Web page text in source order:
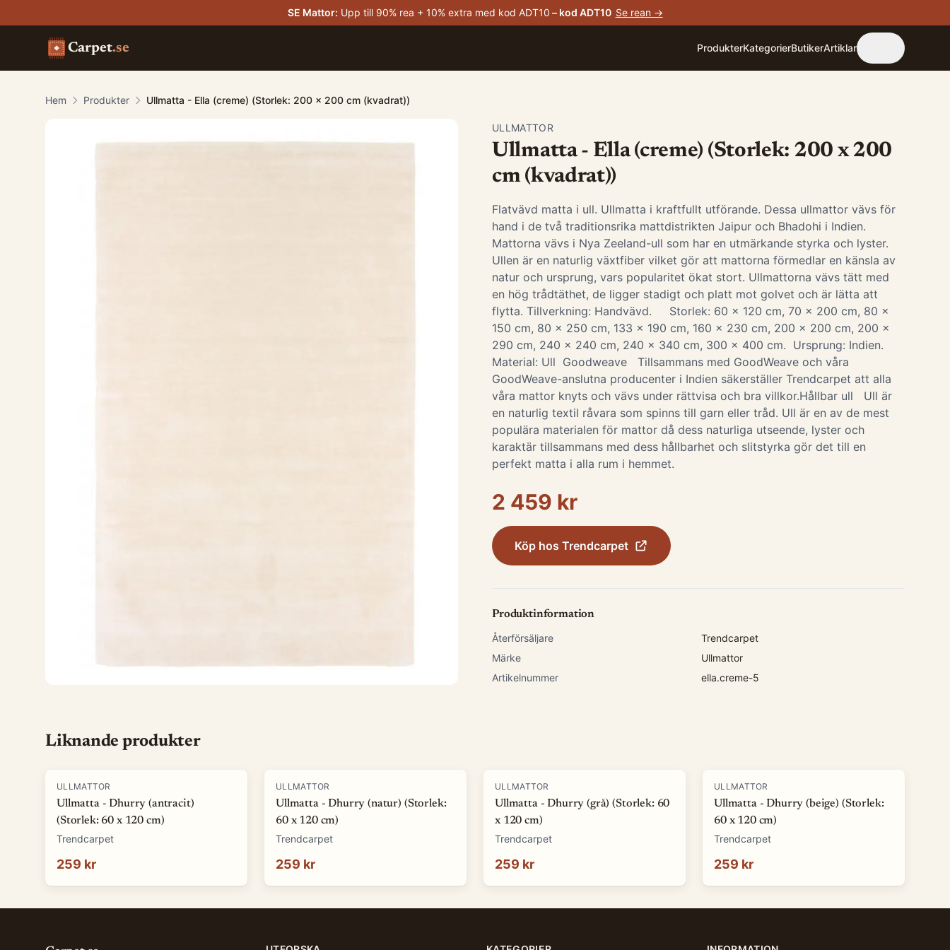
SE Mattor: Upp till 90% rea + 10% extra med kod ADT10 – kod ADT10 Se rean →
Carpet.se ProdukterKategorierButikerArtiklar
Hem Produkter Ullmatta - Ella (creme) (Storlek: 200 x 200 cm (kvadrat))
ULLMATTOR
Ullmatta - Ella (creme) (Storlek: 200 x 200
cm (kvadrat))
Flatvävd matta i ull. Ullmatta i kraftfullt utförande. Dessa ullmattor vävs för
hand i de två traditionsrika mattdistrikten Jaipur och Bhadohi i Indien.
Mattorna vävs i Nya Zeeland-ull som har en utmärkande styrka och lyster.
Ullen är en naturlig växtfiber vilket gör att mattorna förmedlar en känsla av
natur och ursprung, vars popularitet ökat stort. Ullmattorna vävs tätt med
en hög trådtäthet, de ligger stadigt och platt mot golvet och är lätta att
flytta. Tillverkning: Handvävd. Storlek: 60 x 120 cm, 70 x 200 cm, 80 x
150 cm, 80 x 250 cm, 133 x 190 cm, 160 x 230 cm, 200 x 200 cm, 200 x
290 cm, 240 x 240 cm, 240 x 340 cm, 300 x 400 cm. Ursprung: Indien.
Material: Ull Goodweave Tillsammans med GoodWeave och våra
GoodWeave-anslutna producenter i Indien säkerställer Trendcarpet att alla
våra mattor knyts och vävs under rättvisa och bra villkor.Hållbar ull Ull är
en naturlig textil råvara som spinns till garn eller tråd. Ull är en av de mest
populära materialen för mattor då dess naturliga utseende, lyster och
karaktär tillsammans med dess hållbarhet och slitstyrka gör det till en
perfekt matta i alla rum i hemmet.
2 459 kr
Köp hos Trendcarpet
Produktinformation
Återförsäljare
Trendcarpet
Märke
Ullmattor
Artikelnummer
ella.creme-5
Liknande produkter
ULLMATTOR
Ullmatta - Dhurry (antracit)
(Storlek: 60 x 120 cm)
Trendcarpet
259 kr
ULLMATTOR
Ullmatta - Dhurry (natur) (Storlek:
60 x 120 cm)
Trendcarpet
259 kr
ULLMATTOR
Ullmatta - Dhurry (grå) (Storlek: 60
x 120 cm)
Trendcarpet
259 kr
ULLMATTOR
Ullmatta - Dhurry (beige) (Storlek:
60 x 120 cm)
Trendcarpet
259 kr